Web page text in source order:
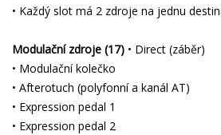
• Každý slot má 2 zdroje na jednu
Modulační zdroje (17) • Direct (záběr)
• Modulační kolečko
• Afterotuch (polyfonní a kanál AT)
• Expression pedal 1
• Expression pedal 2